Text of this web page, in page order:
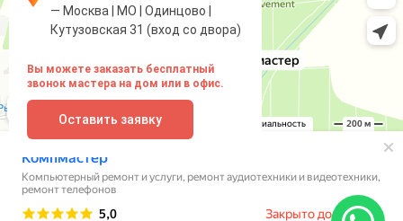
— Москва | МО | Одинцово |
Кутузовская 31 (вход со двора)
Вы можете заказать бесплатный
звонок мастера на дом или в офис.
Оставить заявку